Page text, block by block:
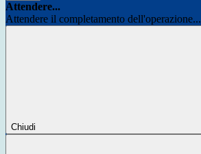
Attendere...
Attendere il completamento dell'operazione...
Chiudi